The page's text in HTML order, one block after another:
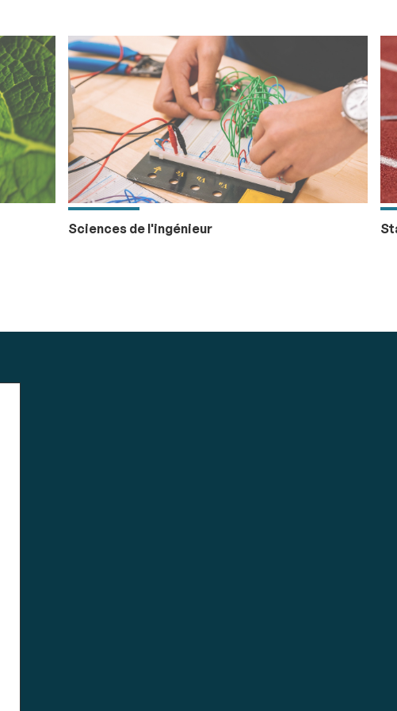
Sciences de l'ingénieur